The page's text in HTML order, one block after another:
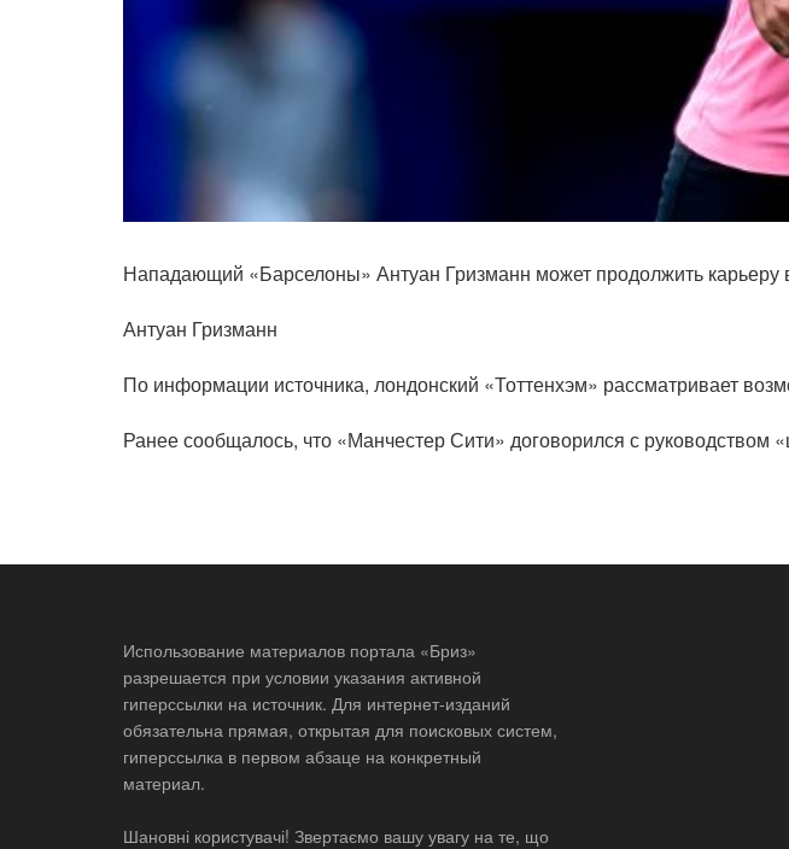
Нападающий «Барселоны» Антуан Гризманн может продолжить карьеру
Антуан Гризманн
По информации источника, лондонский «Тоттенхэм» рассматривает
Ранее сообщалось, что «Манчестер Сити» договорился с
Использование материалов портала «Бриз»
разрешается при условии указания активной
гиперссылки на источник. Для интернет-изданий
обязательна прямая, открытая для поисковых систем,
гиперссылка в первом абзаце на конкретный
материал.
Шановні користувачі! Звертаємо вашу увагу на те, що